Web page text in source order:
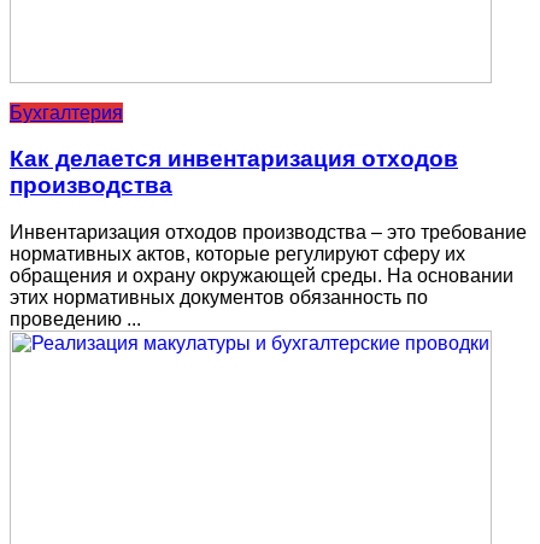
Бухгалтерия
Как делается инвентаризация отходов
производства
Инвентаризация отходов производства – это требование
нормативных актов, которые регулируют сферу их
обращения и охрану окружающей среды. На основании
этих нормативных документов обязанность по
проведению ...